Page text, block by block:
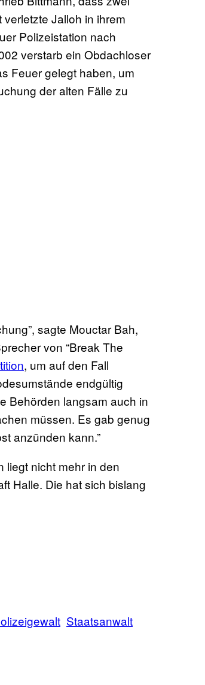
Jalloh in ihrem
Polizeistation nach
verstarb ein Obdachloser
Feuer gelegt haben, um
der alten Fälle zu
sagte Mouctar Bah,
von “Break The
, um auf den Fall
endgültig
Behörden langsam auch in
müssen. Es gab genug
anzünden kann.”
liegt nicht mehr in den
Halle. Die hat sich bislang
Staatsanwalt